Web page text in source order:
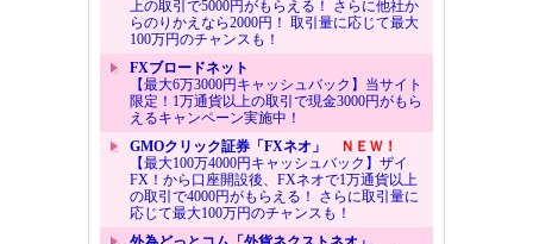
上の取引で5000円がもらえる！ さらに他社か
らのりかえなら2000円！ 取引量に応じて最大
100万円のチャンスも！
FXブロードネット
【最大6万3000円キャッシュバック】当サイト
限定！1万通貨以上の取引で現金3000円がもら
えるキャンペーン実施中！
GMOクリック証券「FXネオ」
ＮＥＷ！
【最大100万4000円キャッシュバック】ザイ
FX！から口座開設後、FXネオで1万通貨以上
の取引で4000円がもらえる！ さらに取引量に
応じて最大100万円のチャンスも！